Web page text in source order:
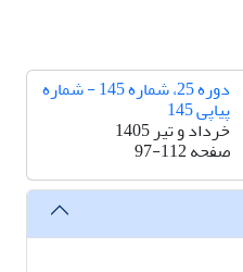
دوره 25، شماره 145 - شماره
پیاپی 145
خرداد و تیر 1405
صفحه97-112